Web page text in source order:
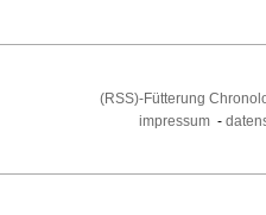
(RSS)-Fütterung
impressum -